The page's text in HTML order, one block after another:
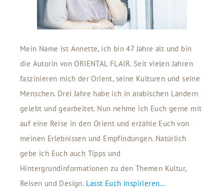
Mein Name ist Annette, ich bin 47 Jahre alt und bin
die Autorin von ORIENTAL FLAIR. Seit vielen Jahren
faszinieren mich der Orient, seine Kulturen und seine
Menschen. Drei Jahre habe ich in arabischen Ländern
gelebt und gearbeitet. Nun nehme ich Euch gerne mit
auf eine Reise in den Orient und erzähle Euch von
meinen Erlebnissen und Empfindungen. Natürlich
gebe ich Euch auch Tipps und
Hintergrundinformationen zu den Themen Kultur,
Reisen und Design. Lasst Euch inspirieren...